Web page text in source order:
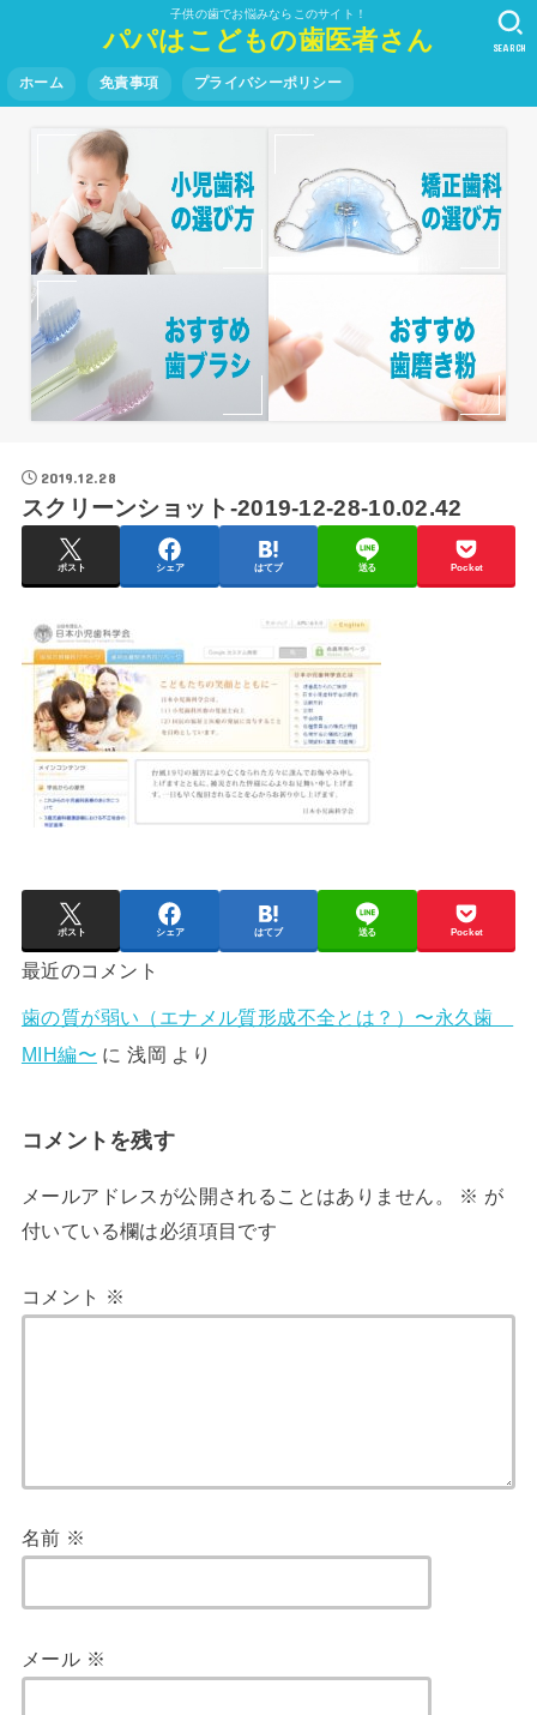
子供の歯でお悩みならこのサイト！
パパはこどもの歯医者さん
ホーム 免責事項 プライバシーポリシー
SEARCH
2019.12.28
スクリーンショット-2019-12-28-10.02.42
ポスト シェア はてブ 送る Pocket
ポスト シェア はてブ 送る Pocket
最近のコメント
歯の質が弱い（エナメル質形成不全とは？）〜永久歯
MIH編〜 に浅岡 より
コメントを残す
メールアドレスが公開されることはありません。 ※ が
付いている欄は必須項目です
コメント ※
名前 ※
メール ※